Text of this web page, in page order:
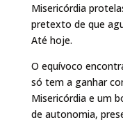
Misericórdia
pretexto de que
Até hoje.
O equívoco
só tem a ganhar
Misericórdia e um
de autonomia,